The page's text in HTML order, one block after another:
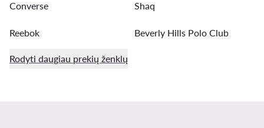
Converse Shaq
Reebok Beverly Hills Polo Club
Rodyti daugiau prekių ženklų